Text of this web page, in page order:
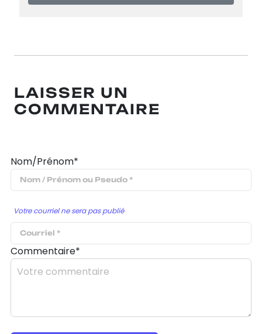
LAISSER UN
COMMENTAIRE
Nom/Prénom*
Votre courriel ne sera pas publié
Commentaire*